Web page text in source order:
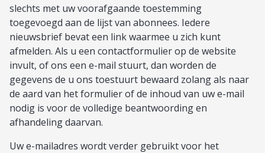
slechts met uw voorafgaande toestemming
toegevoegd aan de lijst van abonnees. Iedere
nieuwsbrief bevat een link waarmee u zich kunt
afmelden. Als u een contactformulier op de website
invult, of ons een e-mail stuurt, dan worden de
gegevens de u ons toestuurt bewaard zolang als naar
de aard van het formulier of de inhoud van uw e-mail
nodig is voor de volledige beantwoording en
afhandeling daarvan.
Uw e-mailadres wordt verder gebruikt voor het